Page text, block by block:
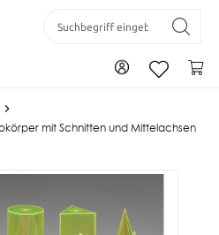
Zu Ihrem Konto
mit Schnitten und Mittelachsen